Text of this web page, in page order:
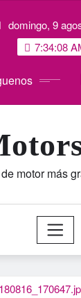
domingo, 9
7:34:08
motor más